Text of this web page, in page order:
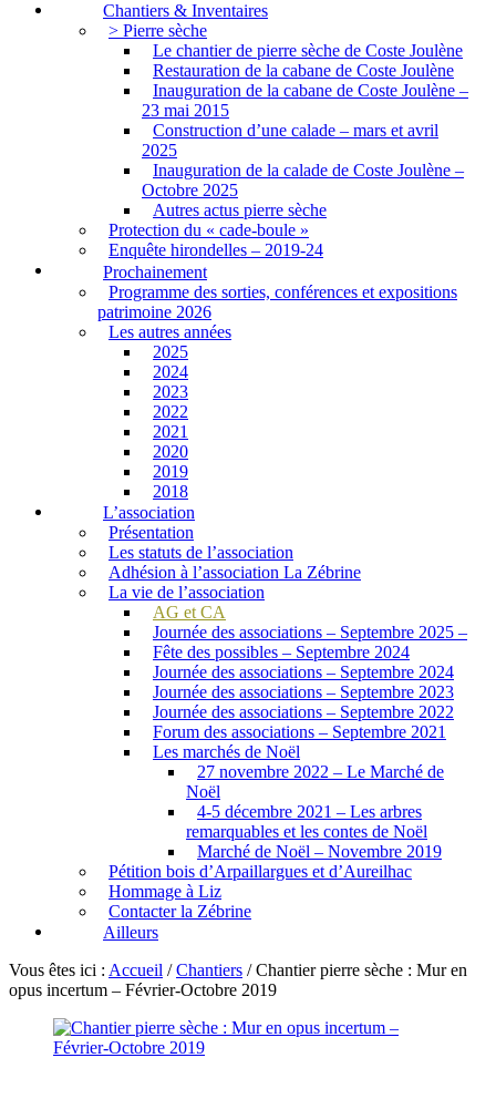
Chantiers & Inventaires
> Pierre sèche
Le chantier de pierre sèche de Coste Joulène
Restauration de la cabane de Coste Joulène
Inauguration de la cabane de Coste Joulène –
23 mai 2015
Construction d’une calade – mars et avril
2025
Inauguration de la calade de Coste Joulène –
Octobre 2025
Autres actus pierre sèche
Protection du « cade-boule »
Enquête hirondelles – 2019-24
Prochainement
Programme des sorties, conférences et expositions
patrimoine 2026
Les autres années
2025
2024
2023
2022
2021
2020
2019
2018
L’association
Présentation
Les statuts de l’association
Adhésion à l’association La Zébrine
La vie de l’association
AG et CA
Journée des associations – Septembre 2025 –
Fête des possibles – Septembre 2024
Journée des associations – Septembre 2024
Journée des associations – Septembre 2023
Journée des associations – Septembre 2022
Forum des associations – Septembre 2021
Les marchés de Noël
27 novembre 2022 – Le Marché de
Noël
4-5 décembre 2021 – Les arbres
remarquables et les contes de Noël
Marché de Noël – Novembre 2019
Pétition bois d’Arpaillargues et d’Aureilhac
Hommage à Liz
Contacter la Zébrine
Ailleurs
Vous êtes ici : Accueil /Chantiers /Chantier pierre sèche : Mur en
opus incertum – Février-Octobre 2019